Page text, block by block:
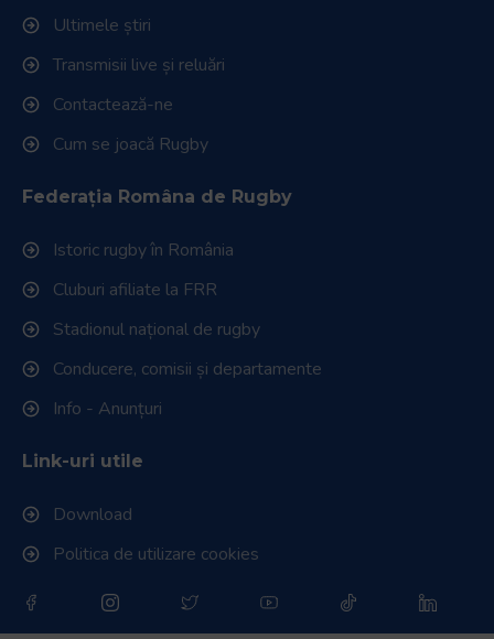
Ultimele știri
Transmisii live și reluări
Contactează-ne
Cum se joacă Rugby
Federația Româna de Rugby
Istoric rugby în România
Cluburi afiliate la FRR
Stadionul național de rugby
Conducere, comisii și departamente
Info - Anunțuri
Link-uri utile
Download
Politica de utilizare cookies